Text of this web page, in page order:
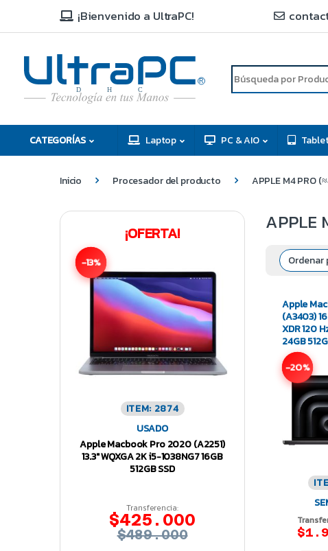
¡Bienvenido a UltraPC!
C
H
D
R
CATEGORÍAS Laptop PC & AIO
Inicio Procesador del producto APPLE M4 PRO
APPLE
Apple
(A3403)
XDR 120
24GB
-20%
¡OFERTA!
-13%
ITEM: 2874
USADO
Apple Macbook Pro 2020 (A2251)
13.3″ WQXGA 2K i5-1038NG7 16GB
512GB SSD
Transferencia:
$425.000
$489.000